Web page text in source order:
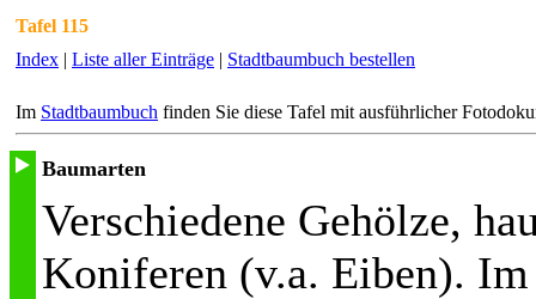
Tafel 115
Index | Liste aller Einträge | Stadtbaumbuch bestellen
Im Stadtbaumbuch finden Sie diese Tafel mit ausführlicher
Baumarten
Verschiedene Gehölze,
Koniferen (v.a. Eiben).